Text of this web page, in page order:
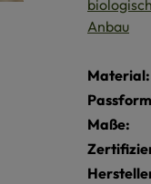
Material:
Maße: